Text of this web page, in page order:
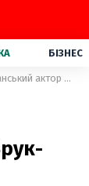
БІЗНЕС
Від коронавірусу помер британський актор Тім Брук-Тейлор